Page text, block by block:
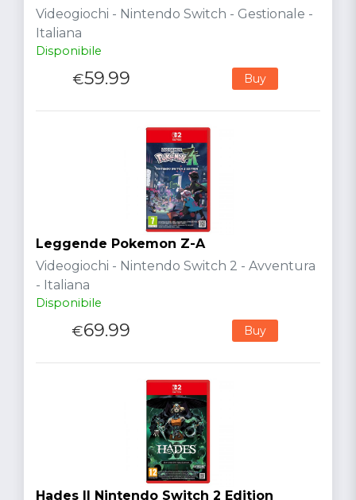
Videogiochi - Nintendo Switch - Gestionale -
Italiana
Disponibile
€59.99 Buy
Leggende Pokemon Z-A
Videogiochi - Nintendo Switch 2 - Avventura
- Italiana
Disponibile
€69.99 Buy
Hades II Nintendo Switch 2 Edition